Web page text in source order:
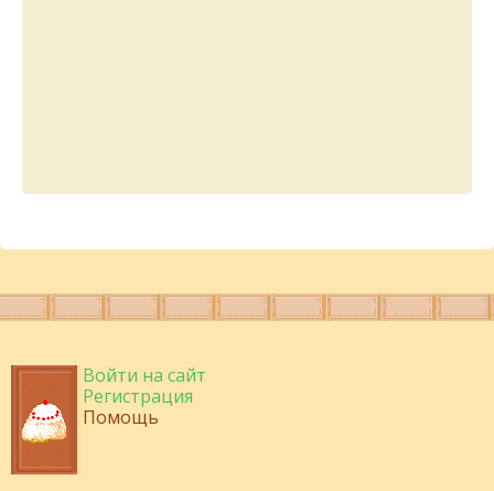
Войти на сайт
Регистрация
Помощь